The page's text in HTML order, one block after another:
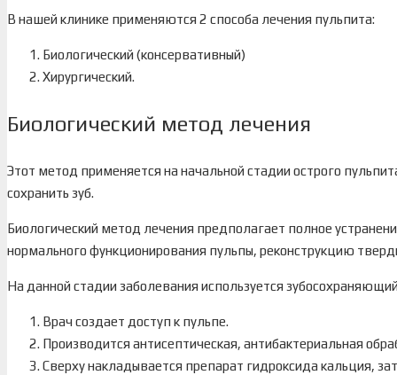
В нашей клинике применяются 2 способа лечения пульпита:
Биологический (консервативный)
Хирургический.
Биологический метод лечения
Этот метод применяется на начальной стадии острого
сохранить зуб.
Биологический метод лечения предполагает полное
нормального функционирования пульпы, реконструкцию
На данной стадии заболевания используется
Врач создает доступ к пульпе.
Производится антисептическая, антибактериальная
Сверху накладывается препарат гидроксида кальция,